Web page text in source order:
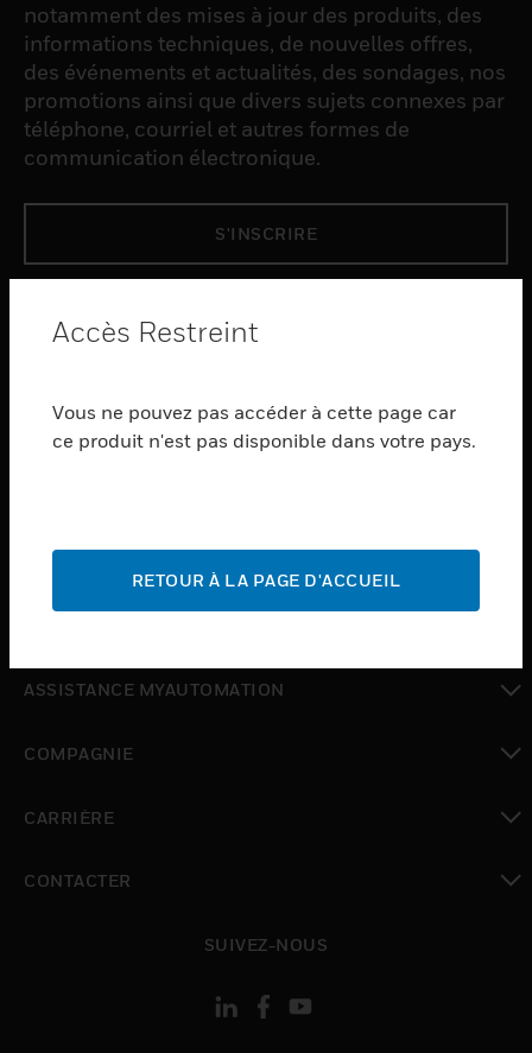
notamment des mises à jour des produits, des
informations techniques, de nouvelles offres,
des événements et actualités, des sondages, nos
promotions ainsi que divers sujets connexes par
téléphone, courriel et autres formes de
communication électronique.
S'INSCRIRE
toggle view
SERVICES
toggle view
toggle view
toggle view
ASSISTANCE MYAUTOMATION
COMPAGNIE
CARRIÈRE
CONTACTER
SUIVEZ-NOUS
Accès Restreint
Vous ne pouvez pas accéder à cette page car
ce produit n'est pas disponible dans votre pays.
RETOUR À LA PAGE D'ACCUEIL